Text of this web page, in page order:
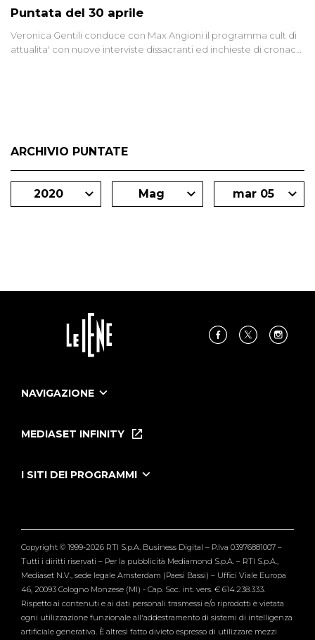
Puntata del 30 aprile
Veronica Gentili conduce con Max Angioni il programma cult di
attualita' con nuove interviste dissacranti ed inchieste di cronaca
ARCHIVIO PUNTATE
2020 Mag mar 05
NAVIGAZIONE
Le Iene Presentano Inside
Tutti i servizi
MEDIASET INFINITY
I SITI DEI PROGRAMMI
Verissimo
Copyright © 1999-2026 RTI S.p.A. Business Digital – P.Iva 03976881007 –
Tutti i diritti riservati – Per la pubblicità Mediamond S.p.A. – RTI S.p.A.,
Mediaset N.V., sede legale Amsterdam (Paesi Bassi) – Uffici Viale Europa
46, 20093 Cologno Monzese (MI) - Cap. Soc. int. vers. € 614.238.333.
Rispetto ai contenuti e ai dati personali trasmessi e/o riprodotti è vietata
ogni utilizzazione funzionale all'addestramento di sistemi di intelligenza
artificiale generativa. È altresì fatto divieto espresso di utilizzare mezzi